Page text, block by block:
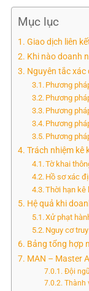
Mục lục
Giao dịch liên
Khi nào doanh
Nguyên tắc xác
Phương
Phương
Phương
Phương
Phương
Trách nhiệm kê
Tờ khai
Hồ sơ xác
Thời hạn kê
Hệ quả khi
Xử phạt
Nguy cơ
Bảng tổng hợp
MAN – Master
Đội
Thành